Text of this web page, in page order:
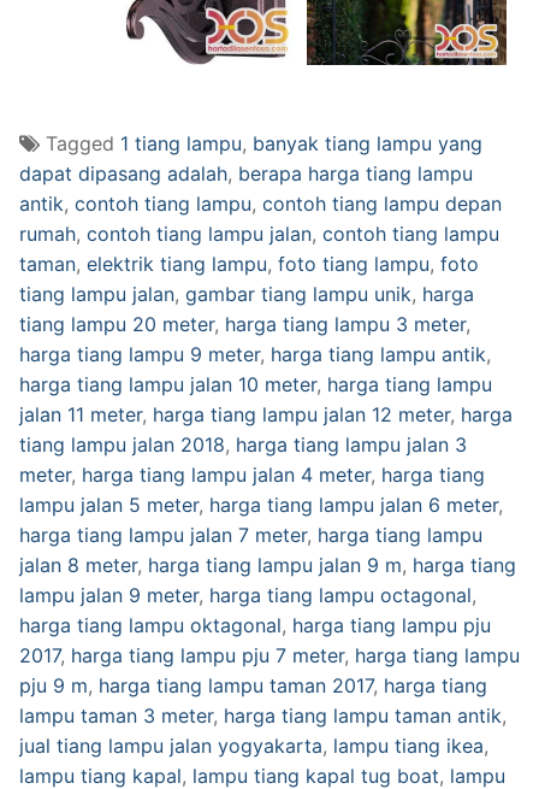
Tagged 1 tiang lampu, banyak tiang lampu yang
dapat dipasang adalah, berapa harga tiang lampu
antik, contoh tiang lampu, contoh tiang lampu depan
rumah, contoh tiang lampu jalan, contoh tiang lampu
taman, elektrik tiang lampu, foto tiang lampu, foto
tiang lampu jalan, gambar tiang lampu unik, harga
tiang lampu 20 meter, harga tiang lampu 3 meter,
harga tiang lampu 9 meter, harga tiang lampu antik,
harga tiang lampu jalan 10 meter, harga tiang lampu
jalan 11 meter, harga tiang lampu jalan 12 meter, harga
tiang lampu jalan 2018, harga tiang lampu jalan 3
meter, harga tiang lampu jalan 4 meter, harga tiang
lampu jalan 5 meter, harga tiang lampu jalan 6 meter,
harga tiang lampu jalan 7 meter, harga tiang lampu
jalan 8 meter, harga tiang lampu jalan 9 m, harga tiang
lampu jalan 9 meter, harga tiang lampu octagonal,
harga tiang lampu oktagonal, harga tiang lampu pju
2017, harga tiang lampu pju 7 meter, harga tiang lampu
pju 9 m, harga tiang lampu taman 2017, harga tiang
lampu taman 3 meter, harga tiang lampu taman antik,
jual tiang lampu jalan yogyakarta, lampu tiang ikea,
lampu tiang kapal, lampu tiang kapal tug boat, lampu